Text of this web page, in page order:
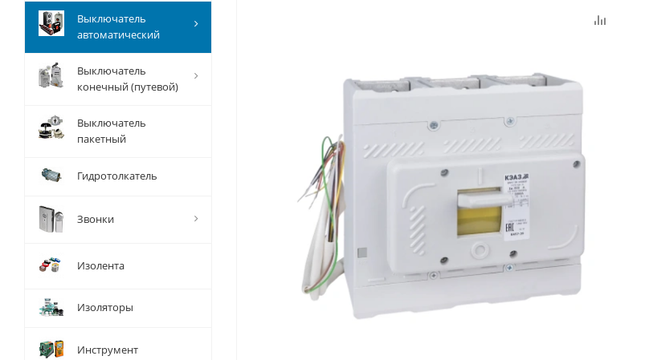
Выключатель
автоматический
Выключатель
конечный (путевой)
Выключатель
пакетный
Гидротолкатель
Звонки
Изолента
Изоляторы
Инструмент